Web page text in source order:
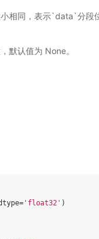
相同，表示`data`分段
默认值为 None。
= 'float32' )